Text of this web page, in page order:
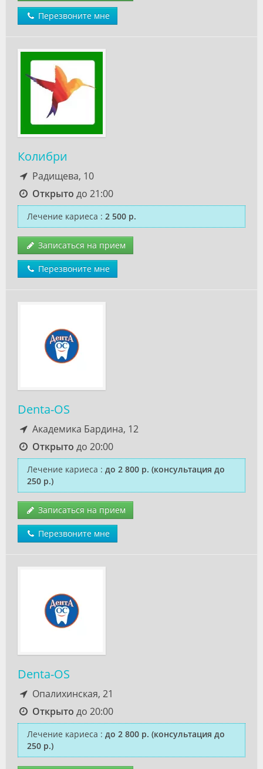
Перезвоните мне
Колибри
Радищева, 10
Открыто до 21:00
Лечение кариеса : 2 500 р.
Записаться на прием
Перезвоните мне
Denta-OS
Академика Бардина, 12
Открыто до 20:00
Лечение кариеса : до 2 800 р. (консультация до
250 р.)
Записаться на прием
Перезвоните мне
Denta-OS
Опалихинская, 21
Открыто до 20:00
Лечение кариеса : до 2 800 р. (консультация до
250 р.)